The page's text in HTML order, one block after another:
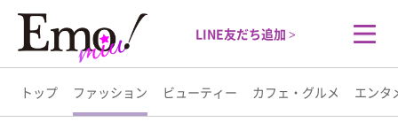
LINE友だち追加 >
トップ ファッション ビューティー カフェ・グルメ エンタ